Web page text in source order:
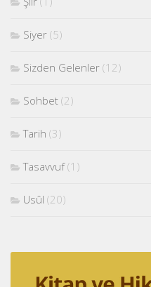
Siyer (5)
Sizden Gelenler (12)
Sohbet (2)
Tarih (3)
Tasavvuf(1)
Usûl (20)